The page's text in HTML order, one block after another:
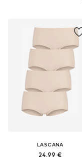
LASCANA
24,99 €